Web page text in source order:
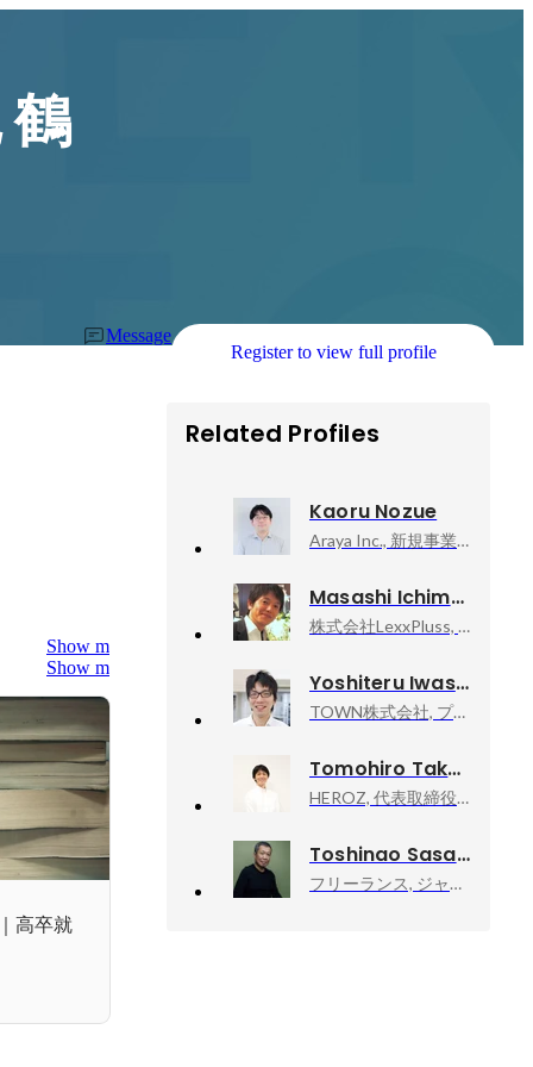
Message
Register to view full profile
Show more
Show more
高卒就
Related Profiles
Kaoru Nozue
Araya Inc., 新規事業部・プロダクトマネージャー
Masashi Ichimura
株式会社LexxPluss, リクルーティングマネージャー
Yoshiteru Iwasaki
TOWN株式会社, プロダクトマネージャー
Tomohiro Takahashi
HEROZ, 代表取締役 Co-CEO
Toshinao Sasaki
フリーランス, ジャーナリスト・作家